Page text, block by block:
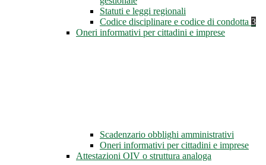
Statuti e leggi regionali
Codice disciplinare e codice di condotta 3
Oneri informativi per cittadini e imprese
Scadenzario obblighi amministrativi
Oneri informativi per cittadini e imprese
Attestazioni OIV o struttura analoga